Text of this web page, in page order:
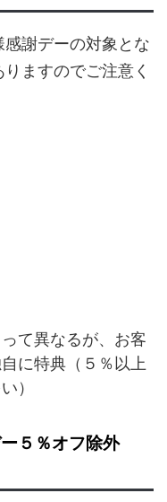
謝デーの対象とな
ますのでご注意く
て異なるが、お客
に特典（５％以上
）
５％オフ除外